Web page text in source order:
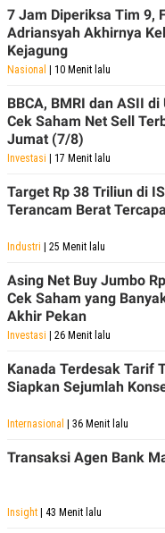
K
O
N
T
A
C
A
D
M
P
R
E
S
S
L
E
A
E
I
D
A
G
G
A
N
A
E
T
I
E
R
J
A
E
T
E
P
R
D
T
7 Jam Diperiksa Tim 9,
Adriansyah Akhirnya
Kejagung
Nasional | 10 Menit lalu
BBCA, BMRI dan ASII
Cek Saham Net Sell
Jumat (7/8)
Investasi | 17 Menit lalu
Target Rp 38 Triliun di
Terancam Berat
Industri | 25 Menit lalu
Asing Net Buy Jumbo
Cek Saham yang
Akhir Pekan
Investasi | 26 Menit lalu
Kanada Terdesak Tarif
Siapkan Sejumlah
Internasional | 36 Menit lalu
Transaksi Agen Bank
Insight | 43 Menit lalu